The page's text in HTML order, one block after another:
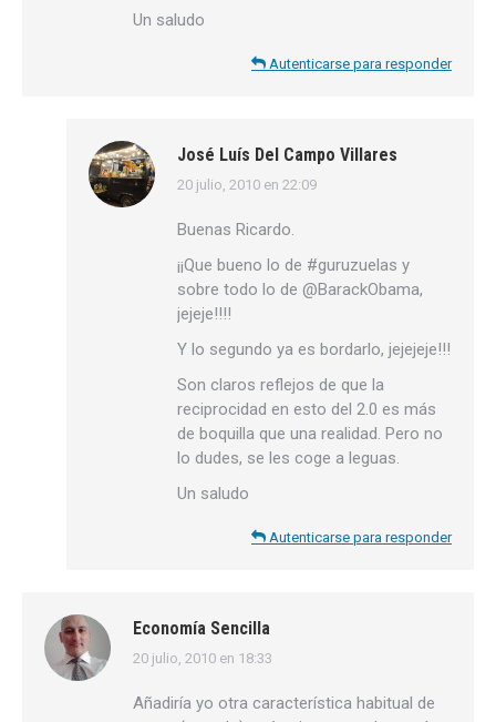
Un saludo
Autenticarse para responder
José Luís Del Campo Villares
dice:
20 julio, 2010 en 22:09
Buenas Ricardo.
¡¡Que bueno lo de #guruzuelas y
sobre todo lo de @BarackObama,
jejeje!!!!
Y lo segundo ya es bordarlo, jejejeje!!!
Son claros reflejos de que la
reciprocidad en esto del 2.0 es más
de boquilla que una realidad. Pero no
lo dudes, se les coge a leguas.
Un saludo
Autenticarse para responder
Economía Sencilla
dice:
20 julio, 2010 en 18:33
Añadiría yo otra característica habitual de